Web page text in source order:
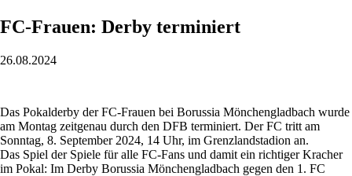
FC-Frauen: Derby terminiert
26.08.2024
Das Pokalderby der FC-Frauen bei Borussia Mönchengladbach wurde
am Montag zeitgenau durch den DFB terminiert. Der FC tritt am
Sonntag, 8. September 2024, 14 Uhr, im Grenzlandstadion an.
Das Spiel der Spiele für alle FC-Fans und damit ein richtiger Kracher
im Pokal: Im Derby Borussia Mönchengladbach gegen den 1. FC